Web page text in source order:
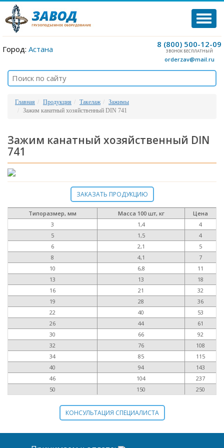
8 (800) 500-12-09
ЗВОНОК БЕСПЛАТНЫЙ
orderzav@mail.ru
Город: Астана
Главная Продукция Такелаж
Зажимы
Зажим канатный хозяйственный DIN 741
Зажим канатный хозяйственный DIN
741
ЗАКАЗАТЬ ПРОДУКЦИЮ
Типоразмер, мм Масса 100 шт, кг
Цена
3
1,4
4
5
1,5
4
6
2,1
5
8
4,1
7
10
6,8
11
13
13
18
16
21
32
19
28
36
22
40
53
26
44
61
30
66
92
32
76
108
34
85
115
40
94
143
46
104
237
50
150 250
КОНСУЛЬТАЦИЯ СПЕЦИАЛИСТА